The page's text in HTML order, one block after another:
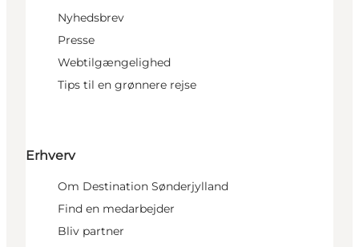
Nyhedsbrev
Presse
Webtilgængelighed
Tips til en grønnere rejse
Erhverv
Om Destination Sønderjylland
Find en medarbejder
Bliv partner